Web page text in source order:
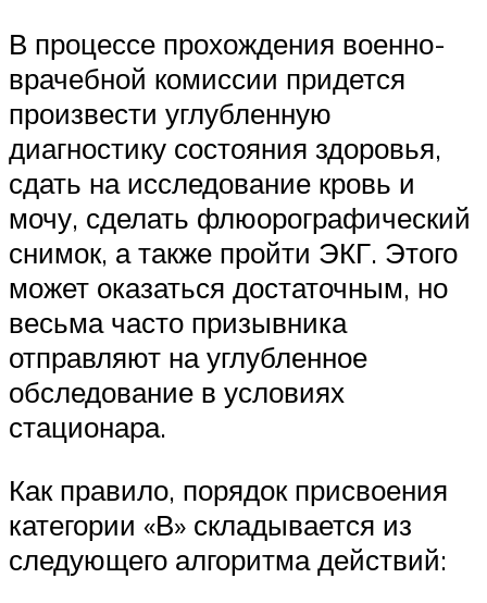
В процессе прохождения военно-
врачебной комиссии придется
произвести углубленную
диагностику состояния здоровья,
сдать на исследование кровь и
мочу, сделать флюорографический
снимок, а также пройти ЭКГ. Этого
может оказаться достаточным, но
весьма часто призывника
отправляют на углубленное
обследование в условиях
стационара.
Как правило, порядок присвоения
категории «В» складывается из
следующего алгоритма действий: